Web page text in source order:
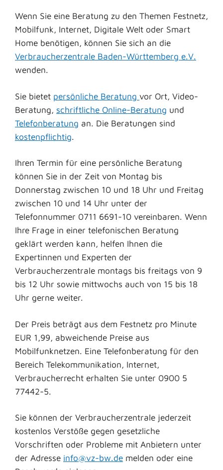
Wenn Sie eine Beratung zu den Themen Festnetz,
Mobilfunk, Internet, Digitale Welt oder Smart
Home benötigen, können Sie sich an die
Verbraucherzentrale Baden-Württemberg e.V.
wenden.
Sie bietet persönliche Beratung vor Ort, Video-
Beratung, schriftliche Online-Beratung und
Telefonberatung an. Die Beratungen sind
kostenpflichtig.
Ihren Termin für eine persönliche Beratung
können Sie in der Zeit von Montag bis
Donnerstag zwischen 10 und 18 Uhr und Freitag
zwischen 10 und 14 Uhr unter der
Telefonnummer 0711 6691-10 vereinbaren. Wenn
Ihre Frage in einer telefonischen Beratung
geklärt werden kann, helfen Ihnen die
Expertinnen und Experten der
Verbraucherzentrale montags bis freitags von 9
bis 12 Uhr sowie mittwochs auch von 15 bis 18
Uhr gerne weiter.
Der Preis beträgt aus dem Festnetz pro Minute
EUR 1,99, abweichende Preise aus
Mobilfunknetzen. Eine Telefonberatung für den
Bereich Telekommunikation, Internet,
Verbraucherrecht erhalten Sie unter 0900 5
77442-5.
Sie können der Verbraucherzentrale jederzeit
kostenlos Verstöße gegen gesetzliche
Vorschriften oder Probleme mit Anbietern unter
der Adresse info@vz-bw.de melden oder eine